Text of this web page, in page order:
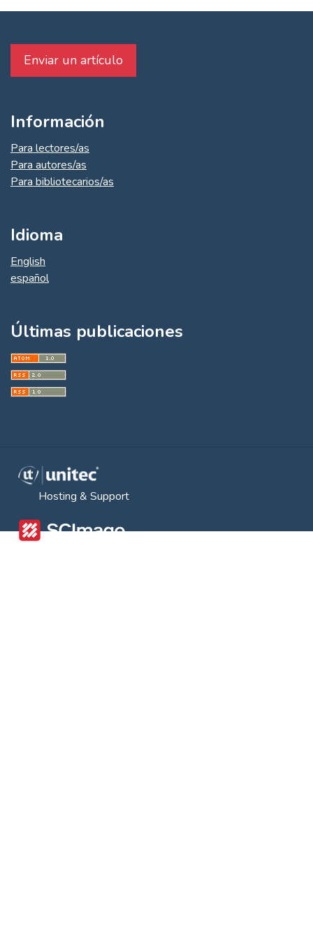
Enviar un artículo
Información
Para lectores/as
Para autores/as
Para bibliotecarios/as
Idioma
English
español
Últimas publicaciones
Hosting & Support